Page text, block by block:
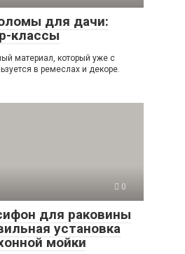
для дачи:
классы
материал, который уже с
в ремеслах и декоре.
0
для раковины
установка
мойки